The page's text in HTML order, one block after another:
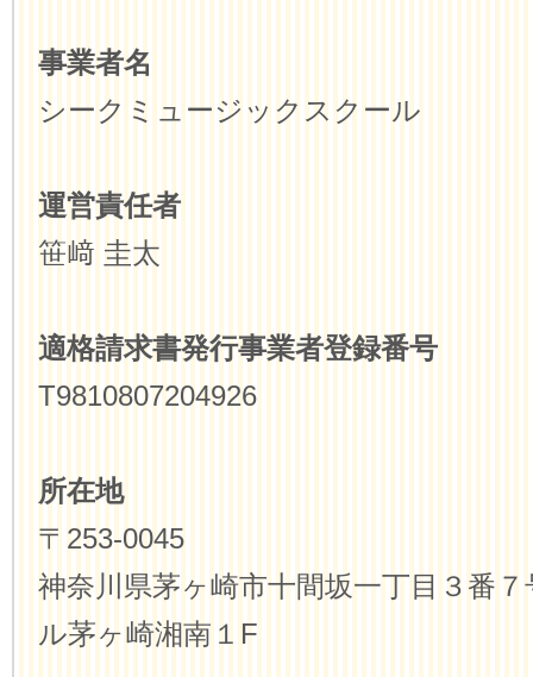
事業者名
シークミュージックスクール
運営責任者
笹﨑 圭太
適格請求書発行事業者登録番号
T9810807204926
所在地
〒253-0045
神奈川県茅ヶ崎市十間坂一丁目３番
ル茅ヶ崎湘南１F